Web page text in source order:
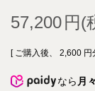
57,200
[ ご購入後、 2,600 円
なら 月